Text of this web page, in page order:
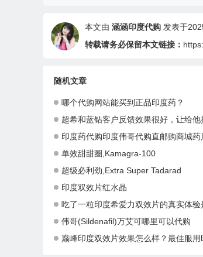
本文由 涵涵印度代购 发表于
转载请务必保留本文链接：
随机文章
哪个代购网站能买到正品印度药？
超希和蓝钻客户反馈效果很好，让给他
印度药代购印度伟哥代购直邮购商城药
单效甜甜圈,Kamagra-100
超级必利劲,Extra Super Tadarad
印度双效片红水晶
吃了一粒印度希爱力双效片的真实体验
伟哥(Sildenafil)万艾可哪里可以代购
巅峰印度双效片效果怎么样？最佳服用